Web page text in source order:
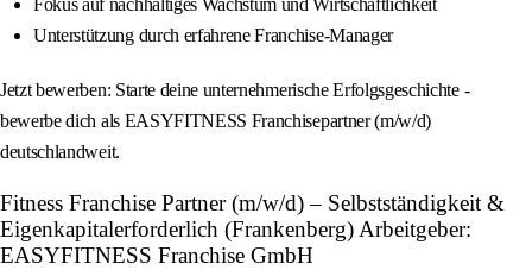
Fokus auf nachhaltiges Wachstum und Wirtschaftlichkeit
Unterstützung durch erfahrene Franchise-Manager
Jetzt bewerben: Starte deine unternehmerische Erfolgsgeschichte -
bewerbe dich als EASYFITNESS Franchisepartner (m/w/d)
deutschlandweit.
Fitness Franchise Partner (m/w/d) – Selbstständigkeit &
Eigenkapitalerforderlich (Frankenberg) Arbeitgeber:
EASYFITNESS Franchise GmbH